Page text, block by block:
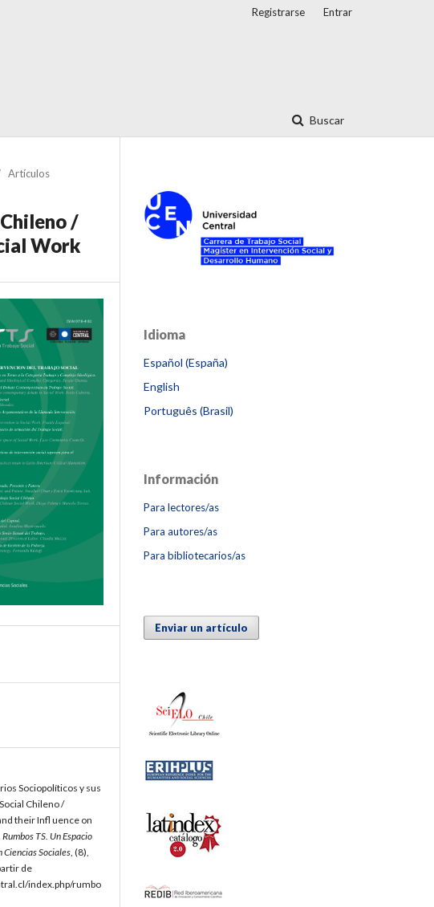
Buscar
Registrarse Entrar
Artículos
/
Work
Sociopolíticos y sus
Chileno /
their Infl uence on
Rumbos TS. Un Espacio
Ciencias Sociales , (8),
de
index.php/rumbo
Idioma
Español (España)
English
Português (Brasil)
Información
Para lectores/as
Para autores/as
Para bibliotecarios/as
Enviar un artículo